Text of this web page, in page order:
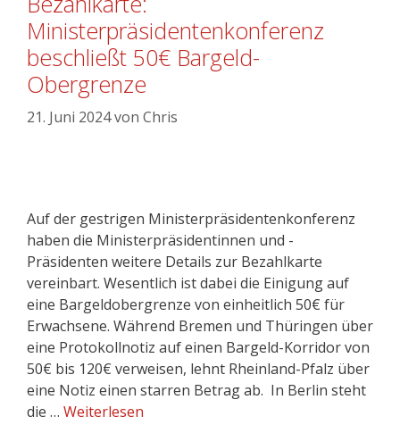
Ministerpräsidentenkonferenz
beschließt 50€ Bargeld-
Obergrenze
21. Juni 2024von Chris
Auf der gestrigen Ministerpräsidentenkonferenz
haben die Ministerpräsidentinnen und -
Präsidenten weitere Details zur Bezahlkarte
vereinbart. Wesentlich ist dabei die Einigung auf
eine Bargeldobergrenze von einheitlich 50€ für
Erwachsene. Während Bremen und Thüringen über
eine Protokollnotiz auf einen Bargeld-Korridor von
50€ bis 120€ verweisen, lehnt Rheinland-Pfalz über
eine Notiz einen starren Betrag ab. In Berlin steht
die … Weiterlesen